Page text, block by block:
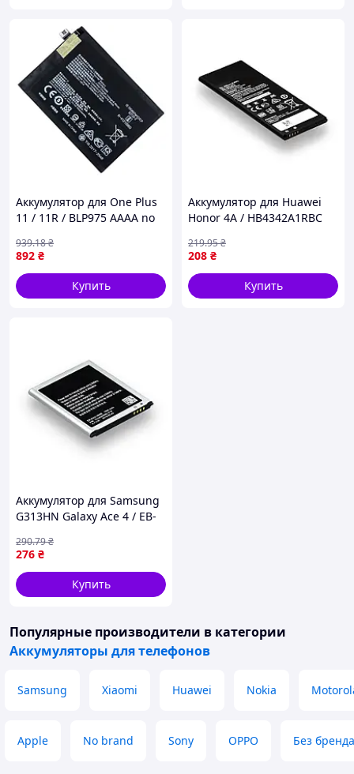
Аккумулятор для One Plus
11 / 11R / BLP975 AAAA no
892 ₴
939.18₴
Купить
Аккумулятор для Huawei
Honor 4A / HB4342A1RBC
208 ₴
219.95₴
Купить
Аккумулятор для Samsung
G313HN Galaxy Ace 4 / EB-
276 ₴
290.79₴
Купить
Популярные производители в категории
Аккумуляторы для телефонов
Samsung Xiaomi Huawei Nokia
Apple No brand Sony OPPO Без бренда